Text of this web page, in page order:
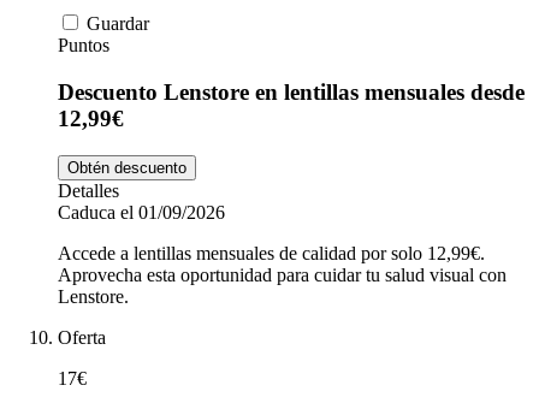
Guardar
Puntos
Descuento Lenstore en lentillas mensuales desde
12,99€
Obtén descuento
Detalles
Caduca el 01/09/2026
Accede a lentillas mensuales de calidad por solo 12,99€.
Aprovecha esta oportunidad para cuidar tu salud visual con
Lenstore.
Oferta
17€